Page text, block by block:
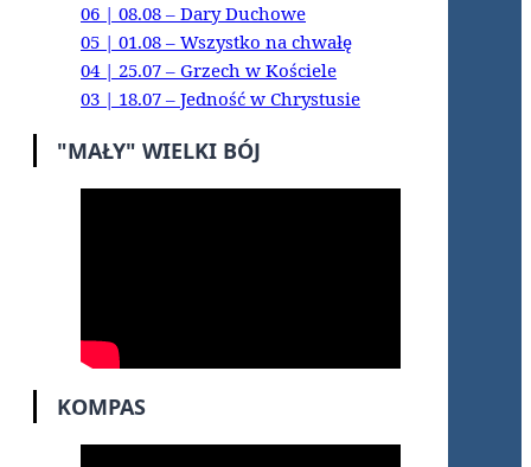
06 | 08.08 – Dary Duchowe
05 | 01.08 – Wszystko na chwałę
04 | 25.07 – Grzech w Kościele
03 | 18.07 – Jedność w Chrystusie
"MAŁY" WIELKI BÓJ
KOMPAS